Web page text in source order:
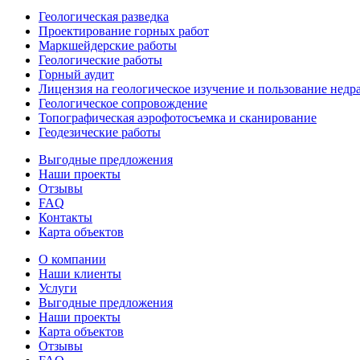
Геологическая разведка
Проектирование горных работ
Маркшейдерские работы
Геологические работы
Горный аудит
Лицензия на геологическое изучение и пользование
Геологическое сопровождение
Топографическая аэрофотосъемка и сканирование
Геодезические работы
Выгодные предложения
Наши проекты
Отзывы
FAQ
Контакты
Карта объектов
О компании
Наши клиенты
Услуги
Выгодные предложения
Наши проекты
Карта объектов
Отзывы